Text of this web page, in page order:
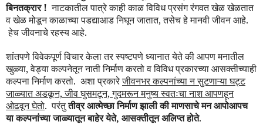
बिनतक्रार ! नाटकातील पात्रे काही काळ विविध प्रसंग रंगवत खेळ खेळतात
व खेळ मोडून काळाच्या पडद्याआड निघून जातात, तसेच हे मानवी जीवन आहे.
हेच जीवनाचे रहस्य आहे.
शांतपणे विवेकपूर्ण विचार केला तर स्पष्टपणे ध्यानात येते की आपण मनातील
खुळ्या, वेड्या कल्पनेतून नाती निर्माण करतो व विविध प्रकारच्या आसक्तीच्याही
कल्पना निर्माण करतो. अशा प्रकारेजीवनभर कल्पनांच्या न सुटणाऱ्या घट्ट
जाळ्यात अडकून, जीव घुसमटून, गुदमरून मनुष्य स्वतःचा नाश आपणहून
ओढवून घेतो. परंतुतीव्र आत्मेच्छा निर्माण झाली की माणसाचे मन आपोआपच
या कल्पनांच्या जाळ्यातून बाहेर येते, आसक्तीतून अलिप्त होते.